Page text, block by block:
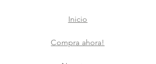
Inicio
Compra ahora!